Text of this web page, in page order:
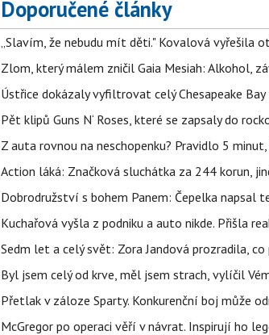
Doporučené články
„Slavím, že nebudu mít děti." Kovalová vyřešila
Zlom, který málem zničil Gaia Mesiah: Alkohol,
Ústřice dokázaly vyfiltrovat celý Chesapeake
Pět klipů Guns N‘ Roses, které se zapsaly do
Z auta rovnou na neschopenku? Pravidlo 5
Action láká: Značková sluchátka za 244 korun,
Dobrodružství s bohem Panem: Čepelka
Kuchařová vyšla z podniku a auto nikde. Přišla
Sedm let a celý svět: Zora Jandová prozradila,
Byl jsem celý od krve, měl jsem strach, vylíčil
Přetlak v záloze Sparty. Konkurenční boj může
McGregor po operaci věří v návrat. Inspirují ho